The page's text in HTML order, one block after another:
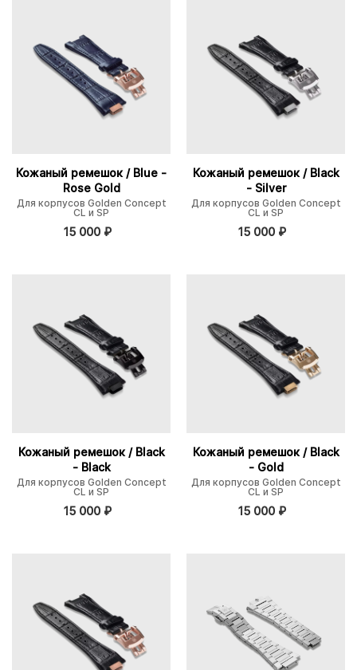
Кожаный ремешок / Blue -
Rose Gold
Для корпусов Golden Concept
CL и SP
15 000₽
Кожаный ремешок / Black
- Silver
Для корпусов Golden Concept
CL и SP
15 000₽
Кожаный ремешок / Black
- Black
Для корпусов Golden Concept
CL и SP
15 000₽
Кожаный ремешок / Black
- Gold
Для корпусов Golden Concept
CL и SP
15 000₽